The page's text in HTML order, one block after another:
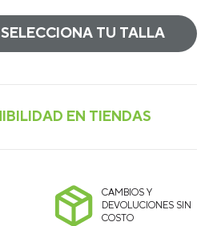
SELECCIONA TU TALLA
CAMBIOS Y
DEVOLUCIONES SIN
COSTO